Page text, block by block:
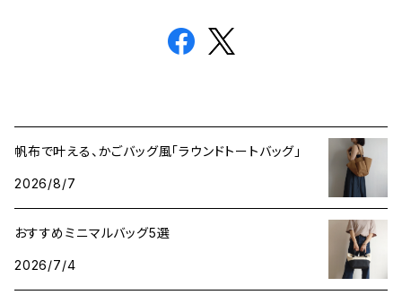
帆布で叶える、かごバッグ風「ラウンドトートバッグ」
2026/8/7
おすすめミニマルバッグ5選
2026/7/4